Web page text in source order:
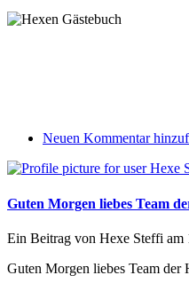
Neuen Kommentar
Guten Morgen liebes Team
Ein Beitrag von Hexe Steffi am
Guten Morgen liebes Team der